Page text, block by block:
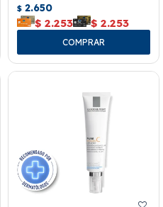
200ml.
$ 2.650
$ 2.253 $ 2.253